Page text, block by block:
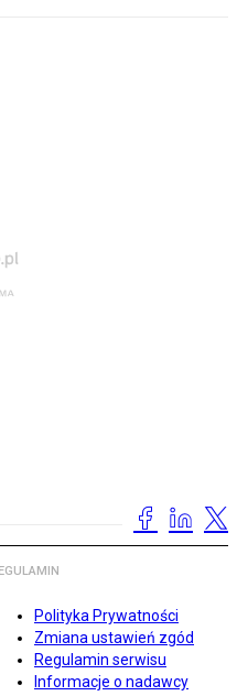
Polityka Prywatności
Zmiana ustawień zgód
Regulamin serwisu
Informacje o nadawcy